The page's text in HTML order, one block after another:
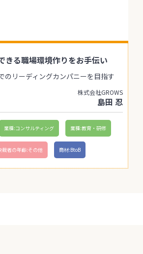
きる職場環境作りをお手伝い
のリーディングカンパニーを目指す
株式会社GROWS
島田 忍
業種:コンサルティング 業種:教育・研修
裁者の年齢:その他 商材:BtoB